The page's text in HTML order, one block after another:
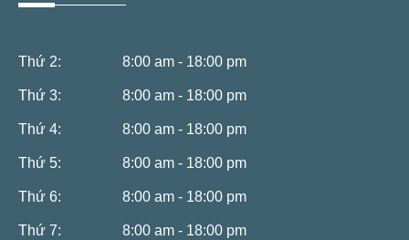
Thứ 2: 8:00 am - 18:00 pm
Thứ 3: 8:00 am - 18:00 pm
Thứ 4: 8:00 am - 18:00 pm
Thứ 5: 8:00 am - 18:00 pm
Thứ 6: 8:00 am - 18:00 pm
Thứ 7: 8:00 am - 18:00 pm